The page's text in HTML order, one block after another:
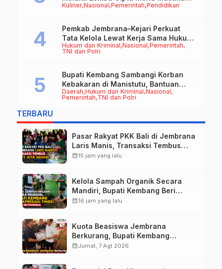
Kuliner Nasional Pemerintah Pendidikan
Rasa
Hukum dan Kriminal Nasional Pemerintah
TNI dan Polri
Pemkab Jembrana–Kejari Perkuat
Tata Kelola Lewat Kerja Sama Hukum
Datun
Daerah Hukum dan Kriminal Nasional
Pemerintah TNI dan Polri
Bupati Kembang Sambangi Korban
Kebakaran di Manistutu, Bantuan
Disalurkan untuk Ringankan Beban
TERBARU
Pasar Rakyat PKK Bali di Jembrana
Laris Manis, Transaksi Tembus
Rp.672 Juta Sehari
calendar_month15 jam yang lalu
Kelola Sampah Organik Secara
Mandiri, Bupati Kembang Beri
Apresiasi Tinggi Warga Sri
calendar_month16 jam yang lalu
Kuota Beasiswa Jembrana
Berkurang, Bupati Kembang
Siapkan Upaya Penambahan di
calendar_monthJumat, 7 Agt 2026